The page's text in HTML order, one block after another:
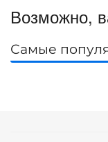
Возможно,
Самые